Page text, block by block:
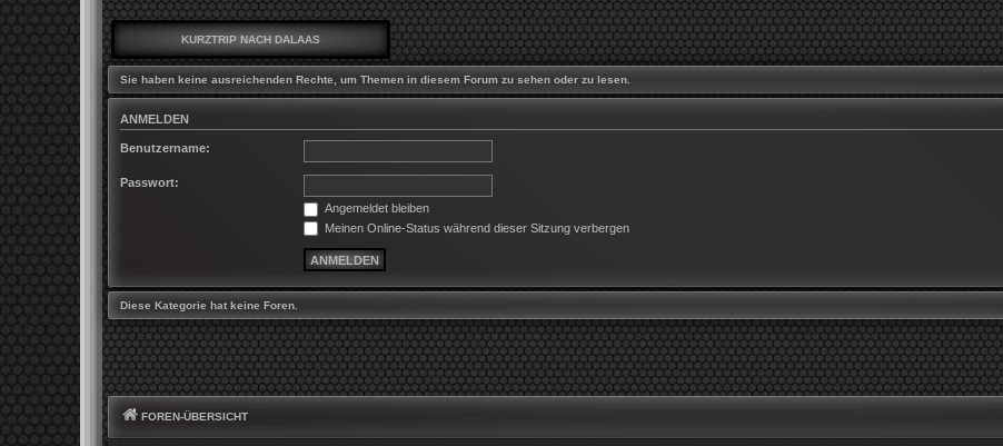
KURZTRIP NACH DALAAS
Sie haben keine ausreichenden Rechte, um Themen in diesem Forum zu sehen oder zu lesen.
ANMELDEN
Benutzername:
Passwort:
Angemeldet bleiben
Meinen Online-Status während dieser Sitzung verbergen
Diese Kategorie hat keine Foren.
FOREN-ÜBERSICHT